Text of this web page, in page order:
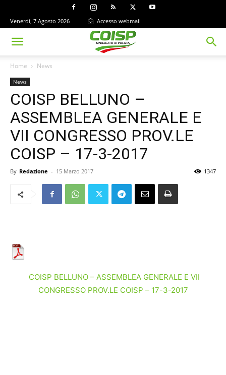
Venerdì, 7 Agosto 2026 Accesso webmail
Home News
News
COISP BELLUNO –
ASSEMBLEA GENERALE E
VII CONGRESSO PROV.LE
COISP – 17-3-2017
By Redazione - 15 Marzo 2017 1347
COISP BELLUNO – ASSEMBLEA GENERALE E VII
CONGRESSO PROV.LE COISP – 17-3-2017